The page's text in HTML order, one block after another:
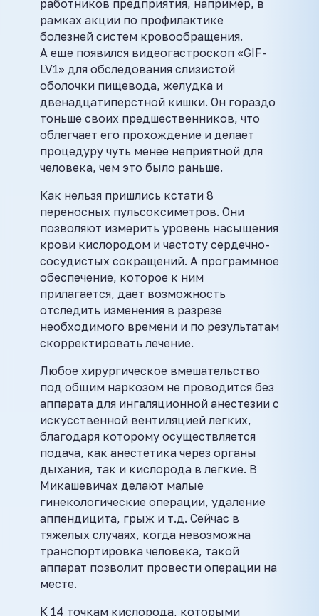
работников предприятия, например, в
рамках акции по профилактике
болезней систем кровообращения.
А еще появился видеогастроскоп «GIF-
LV1» для обследования слизистой
оболочки пищевода, желудка и
двенадцатиперстной кишки. Он гораздо
тоньше своих предшественников, что
облегчает его прохождение и делает
процедуру чуть менее неприятной для
человека, чем это было раньше.
Как нельзя пришлись кстати 8
переносных пульсоксиметров. Они
позволяют измерить уровень насыщения
крови кислородом и частоту сердечно-
сосудистых сокращений. А программное
обеспечение, которое к ним
прилагается, дает возможность
отследить изменения в разрезе
необходимого времени и по результатам
скорректировать лечение.
Любое хирургическое вмешательство
под общим наркозом не проводится без
аппарата для ингаляционной анестезии с
искусственной вентиляцией легких,
благодаря которому осуществляется
подача, как анестетика через органы
дыхания, так и кислорода в легкие. В
Микашевичах делают малые
гинекологические операции, удаление
аппендицита, грыж и т.д. Сейчас в
тяжелых случаях, когда невозможна
транспортировка человека, такой
аппарат позволит провести операции на
месте.
К 14 точкам кислорода, которыми